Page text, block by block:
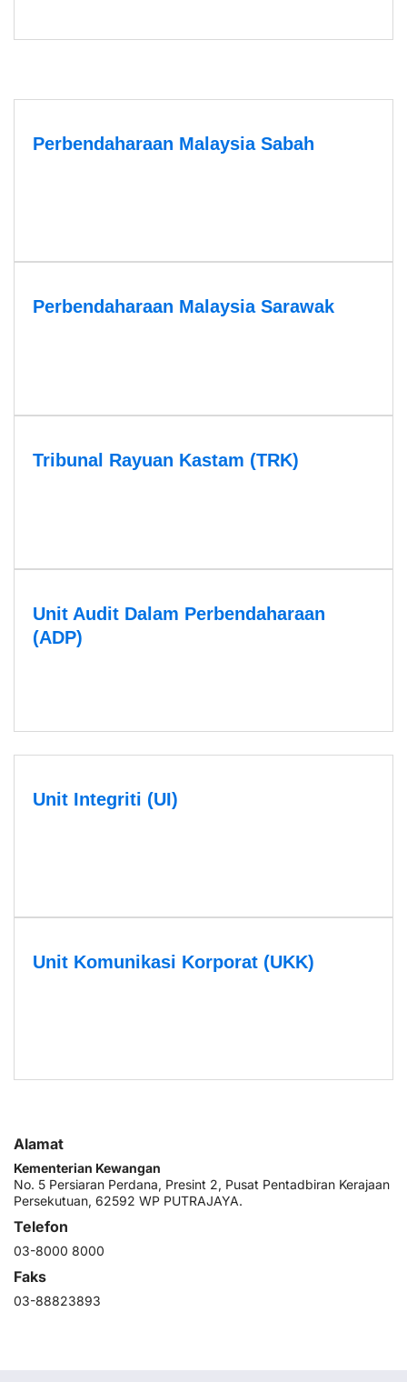
Perbendaharaan Malaysia Sabah
Perbendaharaan Malaysia Sarawak
Tribunal Rayuan Kastam (TRK)
Unit Audit Dalam Perbendaharaan
(ADP)
Unit Integriti (UI)
Unit Komunikasi Korporat (UKK)
Alamat
Kementerian Kewangan
No. 5 Persiaran Perdana, Presint 2, Pusat Pentadbiran Kerajaan
Persekutuan, 62592 WP PUTRAJAYA.
Telefon
03-8000 8000
Faks
03-88823893